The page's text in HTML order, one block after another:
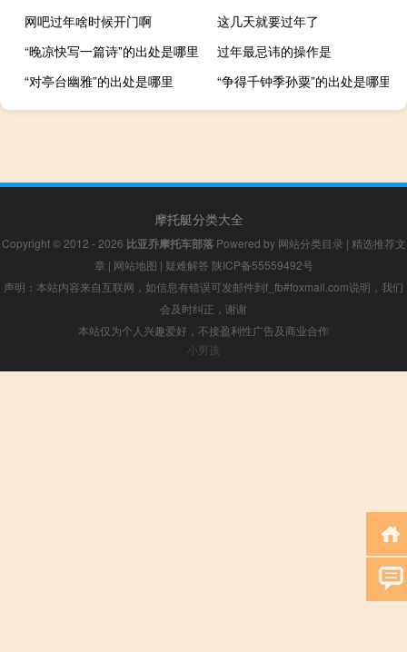
网吧过年啥时候开门啊
这几天就要过年了
“晚凉快写一篇诗”的出处是哪里
过年最忌讳的操作是
“对亭台幽雅”的出处是哪里
“争得千钟季孙粟”的出处是哪里
摩托艇分类大全
Copyright © 2012 - 2026 比亚乔摩托车部落Powered by 网站分类目录 | 精选推荐文
章 | 网站地图 | 疑难解答 陕ICP备55559492号
声明：本站内容来自互联网，如信息有错误可发邮件到f_fb#foxmail.com说明，我们
会及时纠正，谢谢
本站仅为个人兴趣爱好，不接盈利性广告及商业合作
小男孩